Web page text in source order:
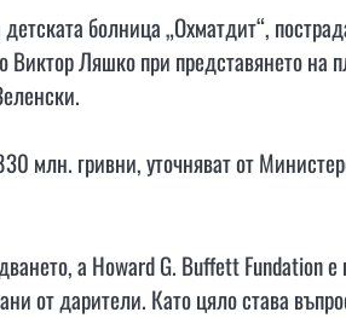
болница „Охматдит“,
Ляшко при представянето на
млн. гривни, уточняват от
а Howard G. Buffett Fundation е
от дарители. Като цяло става